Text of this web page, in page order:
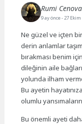
Rumi Cenova
9 ay önce- 27
Ne güzel ve içten
derin anlamlar
bırakması benim
dileğinin aile
yolunda ilham
Bu ayetin
olumlu
Bu önemli ayeti